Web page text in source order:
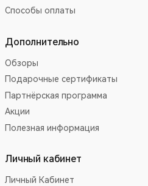
Способы оплаты
Дополнительно
Обзоры
Подарочные сертификаты
Партнёрская программа
Акции
Полезная информация
Личный кабинет
Личный Кабинет